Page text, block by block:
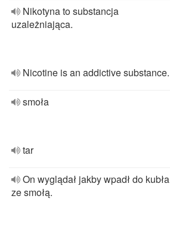
Nikotyna to substancja
uzależniająca.
Nicotine is an addictive substance.
smoła
tar
On wyglądał jakby wpadł do kubła
ze smołą.